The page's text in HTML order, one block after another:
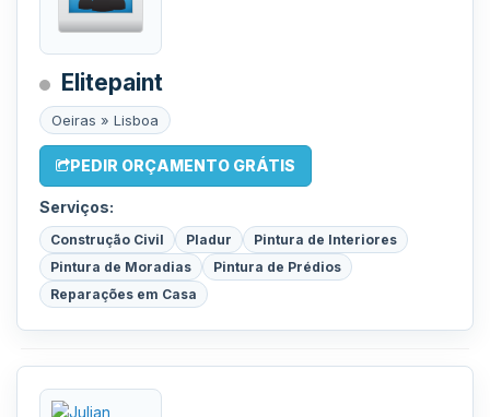
Elitepaint
Oeiras » Lisboa
PEDIR ORÇAMENTO GRÁTIS
Serviços:
Construção Civil Pladur
Pintura de Interiores
Pintura de Moradias
Pintura de Prédios
Reparações em Casa